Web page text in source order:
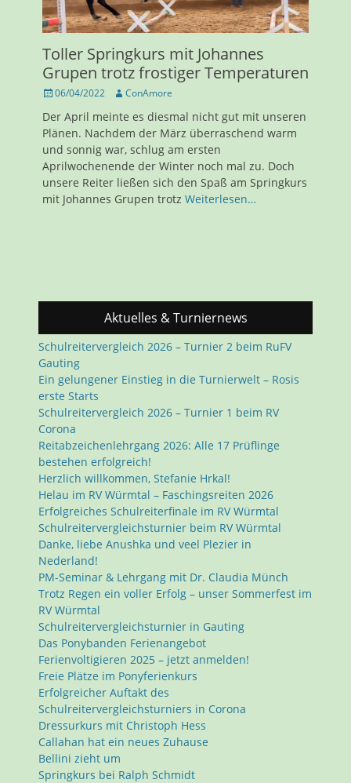
Toller Springkurs mit Johannes
Grupen trotz frostiger Temperaturen
Veröffentlicht
06/04/2022 AutorConAmore
Der April meinte es diesmal nicht gut mit unseren
Plänen. Nachdem der März überraschend warm
und sonnig war, schlug am ersten
Aprilwochenende der Winter noch mal zu. Doch
unsere Reiter ließen sich den Spaß am Springkurs
mit Johannes Grupen trotz Weiterlesen…
Aktuelles & Turniernews
Schulreitervergleich 2026 – Turnier 2 beim RuFV
Gauting
Ein gelungener Einstieg in die Turnierwelt – Rosis
erste Starts
Schulreitervergleich 2026 – Turnier 1 beim RV
Corona
Reitabzeichenlehrgang 2026: Alle 17 Prüflinge
bestehen erfolgreich!
Herzlich willkommen, Stefanie Hrkal!
Helau im RV Würmtal – Faschingsreiten 2026
Erfolgreiches Schulreiterfinale im RV Würmtal
Schulreitervergleichsturnier beim RV Würmtal
Danke, liebe Anushka und veel Plezier in
Nederland!
PM-Seminar & Lehrgang mit Dr. Claudia Münch
Trotz Regen ein voller Erfolg – unser Sommerfest im
RV Würmtal
Schulreitervergleichsturnier in Gauting
Das Ponybanden Ferienangebot
Ferienvoltigieren 2025 – jetzt anmelden!
Freie Plätze im Ponyferienkurs
Erfolgreicher Auftakt des
Schulreitervergleichsturniers in Corona
Dressurkurs mit Christoph Hess
Callahan hat ein neues Zuhause
Bellini zieht um
Springkurs bei Ralph Schmidt